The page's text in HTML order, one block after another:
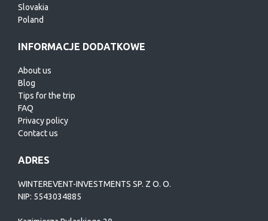
Slovakia
Poland
INFORMACJE DODATKOWE
About us
Blog
Tips for the trip
FAQ
Privacy policy
Contact us
ADRES
WINTEREVENT-INVESTMENTS SP. Z O. O.
NIP: 5543034885